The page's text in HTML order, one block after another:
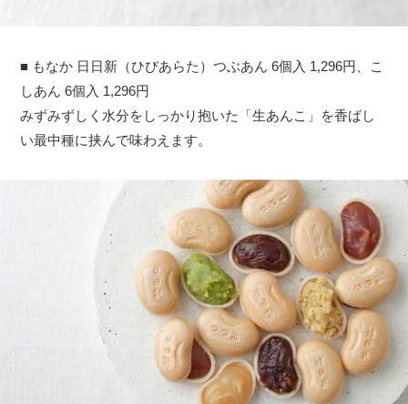
■ もなか 日日新（ひびあらた）つぶあん 6個入 1,296円、こ
しあん 6個入 1,296円
みずみずしく水分をしっかり抱いた「生あんこ」を香ばし
い最中種に挟んで味わえます。